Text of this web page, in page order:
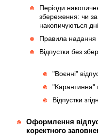
Періоди
збереження: чи за
накопичуються
Правила надання
Відпустки без
"Воєнні"
"Карантинна"
Відпустки
Оформлення
коректного